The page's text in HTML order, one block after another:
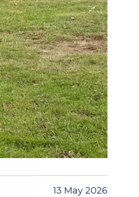
13 May 2026